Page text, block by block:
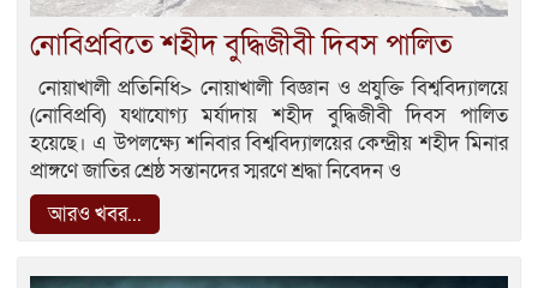
নোবিপ্রবিতে শহীদ বুদ্ধিজীবী দিবস পালিত
নোয়াখালী প্রতিনিধি> নোয়াখালী বিজ্ঞান ও প্রযুক্তি বিশ্ববিদ্যালয়ে
(নোবিপ্রবি) যথাযোগ্য মর্যাদায় শহীদ বুদ্ধিজীবী দিবস পালিত
হয়েছে। এ উপলক্ষ্যে শনিবার বিশ্ববিদ্যালয়ের কেন্দ্রীয় শহীদ মিনার
প্রাঙ্গণে জাতির শ্রেষ্ঠ সন্তানদের স্মরণে শ্রদ্ধা নিবেদন ও
আরও খবর...